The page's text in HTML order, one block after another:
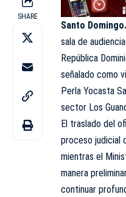
SHARE
Santo Domingo.
sala de
República
señalado como
Perla Yocasta
sector Los
El traslado del
proceso judicial
mientras el
manera
continuar